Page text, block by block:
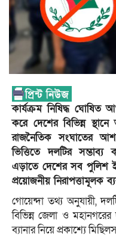
কার্যক্রম নিষিদ্ধ ঘোষিত
করে দেশের বিভিন্ন
রাজনৈতিক সংঘাতের
ভিত্তিতে দলটির
এড়াতে দেশের সব পুলিশ
প্রয়োজনীয় নিরাপত্তামূলক
গোয়েন্দা তথ্য অনুযায়ী,
বিভিন্ন জেলা ও
ব্যানার নিয়ে প্রকাশ্যে